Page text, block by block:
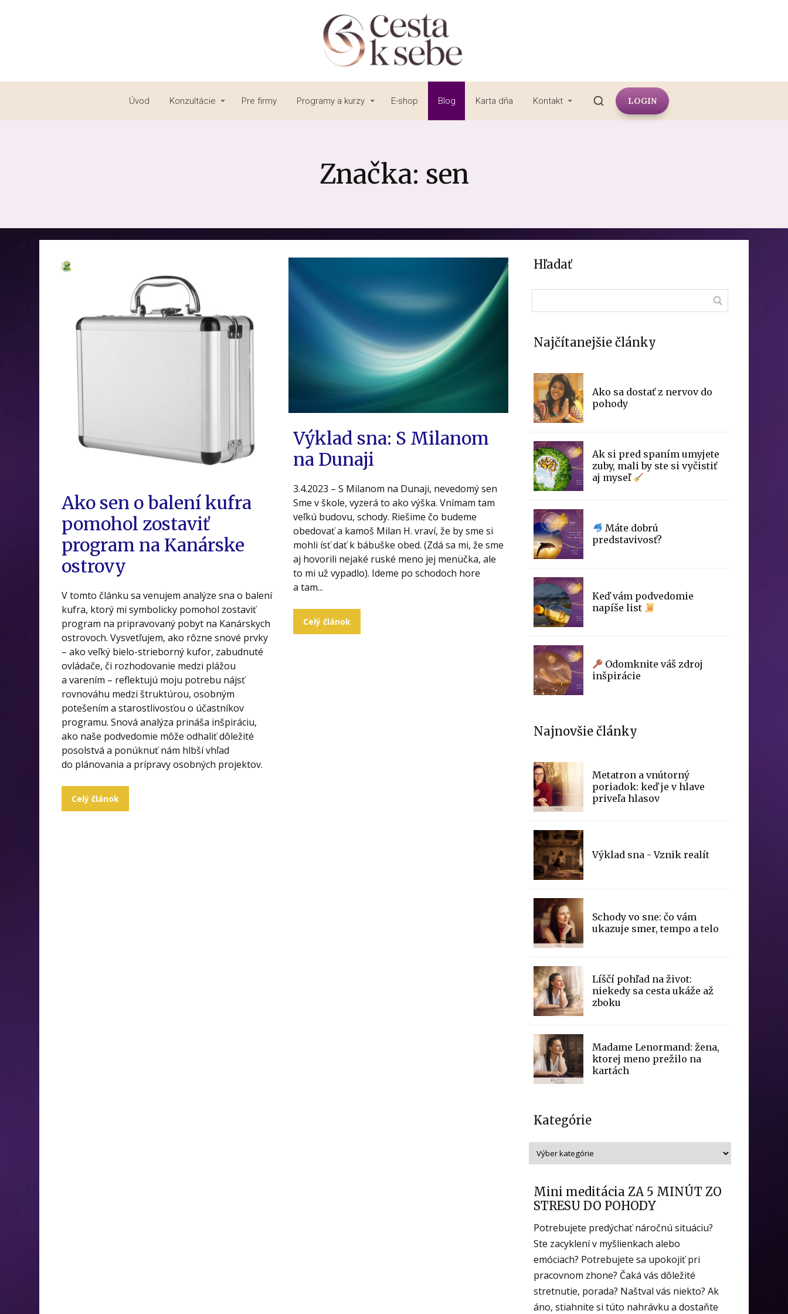
Úvod Konzultácie Pre firmy Programy a kurzy E-shop Blog Karta dňa Kontakt LOGIN
Značka: sen
Ako sen o balení kufra
pomohol zostaviť
program na Kanárske
ostrovy
V tomto článku sa venujem analýze sna o balení
kufra, ktorý mi symbolicky pomohol zostaviť
program na pripravovaný pobyt na Kanárskych
ostrovoch. Vysvetľujem, ako rôzne snové prvky
– ako veľký bielo-strieborný kufor, zabudnuté
ovládače, či rozhodovanie medzi plážou
a varením – reflektujú moju potrebu nájsť
rovnováhu medzi štruktúrou, osobným
potešením a starostlivosťou o účastníkov
programu. Snová analýza prináša inšpiráciu,
ako naše podvedomie môže odhaliť dôležité
posolstvá a ponúknuť nám hlbší vhľad
do plánovania a prípravy osobných projektov.
Celý článok
Výklad sna: S Milanom
na Dunaji
3.4.2023 – S Milanom na Dunaji, nevedomý sen
Sme v škole, vyzerá to ako výška. Vnímam tam
veľkú budovu, schody. Riešime čo budeme
obedovať a kamoš Milan H. vraví, že by sme si
mohli ísť dať k bábuške obed. (Zdá sa mi, že sme
aj hovorili nejaké ruské meno jej menüčka, ale
to mi už vypadlo). Ideme po schodoch hore
a tam...
Celý článok
Hľadať
Najčítanejšie články
Ako sa dostať z nervov do
pohody
Ak si pred spaním umyjete
zuby, mali by ste si vyčistiť
aj myseľ
Máte dobrú
predstavivosť?
Keď vám podvedomie
napíše list
Odomknite váš zdroj
inšpirácie
Najnovšie články
Metatron a vnútorný
poriadok: keď je v hlave
priveľa hlasov
Výklad sna - Vznik realít
Schody vo sne: čo vám
ukazuje smer, tempo a telo
Líščí pohľad na život:
niekedy sa cesta ukáže až
zboku
Madame Lenormand: žena,
ktorej meno prežilo na
kartách
Kategórie
Mini meditácia ZA 5 MINÚT ZO
STRESU DO POHODY
Potrebujete predýchať náročnú situáciu?
Ste zacyklení v myšlienkach alebo
emóciach? Potrebujete sa upokojiť pri
pracovnom zhone? Čaká vás dôležité
stretnutie, porada? Naštval vás niekto? Ak
áno, stiahnite si túto nahrávku a dostaňte